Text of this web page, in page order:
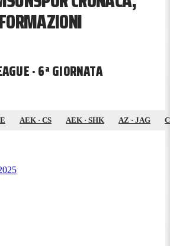
· 6ª GIORNATA
AEK · CS AEK · SHK AZ · JAG